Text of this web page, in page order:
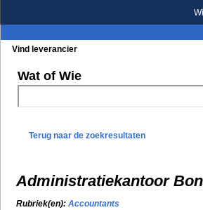
Vind leverancier
Wat of Wie
Terug naar de zoekresultaten
Administratiekantoor
Rubriek(en): Accountants